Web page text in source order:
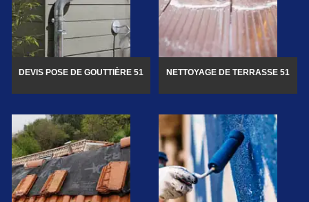
DEVIS POSE DE GOUTTIÈRE 51 NETTOYAGE DE TERRASSE 51